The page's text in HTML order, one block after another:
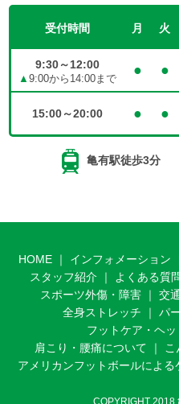
受付時間 月 火
9:30～12:00
▲9:00から14:00まで
● ●
15:00～20:00 ● ●
亀有駅徒歩3分
HOME ｜ インフォメーション
スタッフ紹介 ｜ よくある質
スポーツ外傷・障害 ｜ 交
全身ストレッチ ｜ パ
フットケア・ヘッ
肩こり・腰痛について ｜
アメリカンフットボールによる
COPYRIGHT 2018